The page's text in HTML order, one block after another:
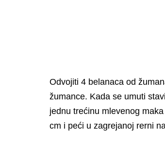
Odvojiti 4 belanaca od
žumance. Kada se umuti
jednu trećinu mlevenog
cm i peći u zagrejanoj rerni